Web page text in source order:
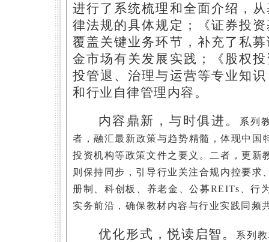
进行了系统梳理和全面介绍，
律法规的具体规定；《证券投
覆盖关键业务环节，补充了私
金市场有关发展实践；《股权
投管退、治理与运营等专业知
和行业自律管理内容。
内容鼎新，与时俱进。
系列
者，融汇最新政策与趋势精髓，体现中国
投资机构等政策文件之要义。二者，更新
则保持同步，引导行业关注合规内控要
册制、科创板、养老金、公募REITs、行
实务前沿，确保教材内容与行业实践同频
优化形式，悦读启智。
系列